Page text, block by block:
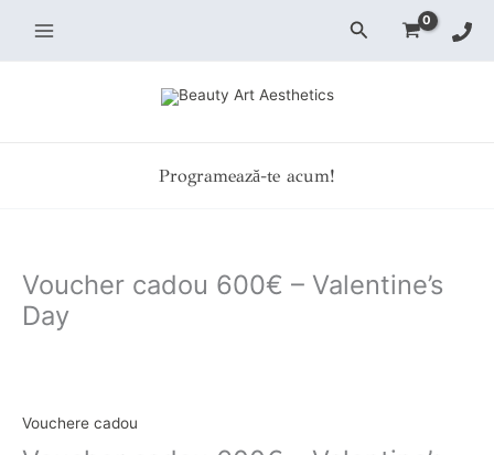
content
Search
Programează-te acum!
Voucher cadou 600€ – Valentine’s
Day
Vouchere cadou
600€
-